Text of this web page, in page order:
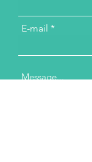
E-mail
Message...